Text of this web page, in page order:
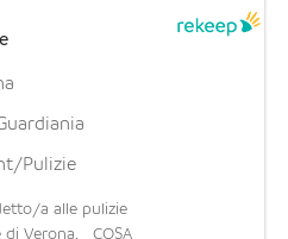
Pulizie
a alle pulizie
di Verona. COSA